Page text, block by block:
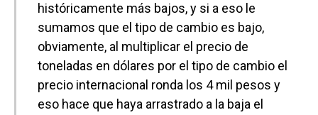
históricamente más bajos, y si a eso le
sumamos que el tipo de cambio es bajo,
obviamente, al multiplicar el precio de
toneladas en dólares por el tipo de cambio el
precio internacional ronda los 4 mil pesos y
eso hace que haya arrastrado a la baja el